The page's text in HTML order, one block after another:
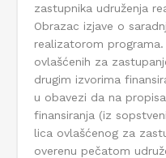
zastupnika udruženja
Obrazac izjave o
realizatorom
ovlašćenih za
drugim izvorima
u obavezi da na
finansiranja (iz
lica ovlašćenog za
overenu pečatom